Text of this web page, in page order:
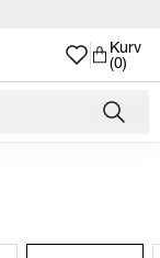
Kurv
(0)